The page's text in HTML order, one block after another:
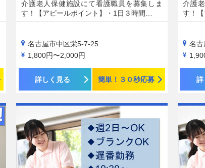
介護老人保健施設にて看護職員を募集しま
す！【アピールポイント】・1日３時間…
名古屋市中区栄5-7-25
1,800円〜2,000円
詳しく見る 簡単！３０秒応募
介護
す！
名
詳